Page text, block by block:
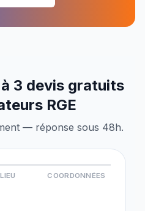
3 devis gratuits
RGE
— réponse sous 48h.
LIEU COORDONNÉES